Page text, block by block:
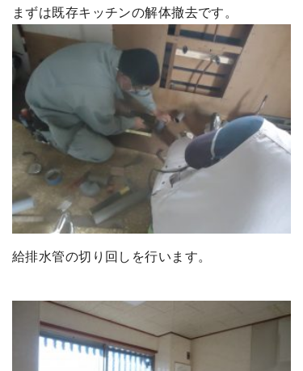
まずは既存キッチンの解体撤去です。
給排水管の切り回しを行います。